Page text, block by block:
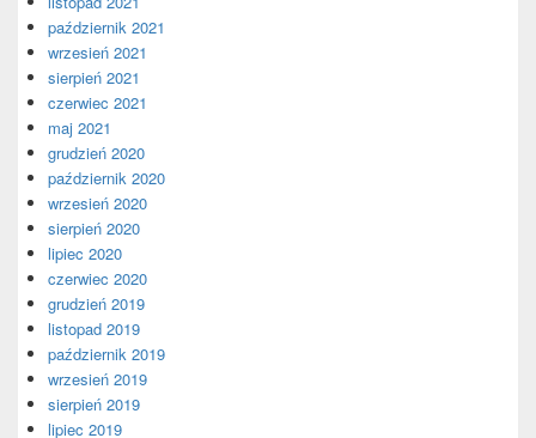
październik 2021
wrzesień 2021
sierpień 2021
czerwiec 2021
maj 2021
grudzień 2020
październik 2020
wrzesień 2020
sierpień 2020
lipiec 2020
czerwiec 2020
grudzień 2019
listopad 2019
październik 2019
wrzesień 2019
sierpień 2019
lipiec 2019